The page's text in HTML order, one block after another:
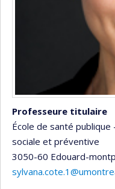
Professeure titulaire
École de santé
sociale et préventive
3050-60 Edouard-